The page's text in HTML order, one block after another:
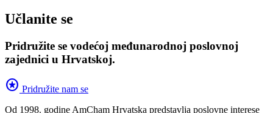
Učlanite se
Pridružite se vodećoj međunarodnoj poslovnoj
zajednici u Hrvatskoj.
stars Pridružite nam se
Od 1998. godine AmCham Hrvatska predstavlja poslovne interese